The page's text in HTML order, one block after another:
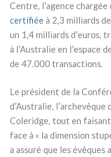
Centre, l’agence
cer­ti­fiée à 2,3 mil­liards
un 1,4 mil­liards d’euros,
à l’Australie en l’espace
de 47.000 tran­sac­tions.
Le pré­si­dent de la
d’Australie, l’archevêque
Coleridge, tout en
face à « la dimen­sion
a assu­ré que les évê­ques